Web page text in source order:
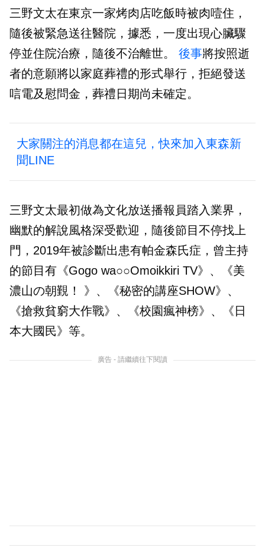
三野文太在東京一家烤肉店吃飯時被肉噎住，
隨後被緊急送往醫院，據悉，一度出現心臟驟
停並住院治療，隨後不治離世。 後事將按照逝
者的意願將以家庭葬禮的形式舉行，拒絕發送
唁電及慰問金，葬禮日期尚未確定。
大家關注的消息都在這兒，快來加入東森新
聞LINE
三野文太最初做為文化放送播報員踏入業界，
幽默的解說風格深受歡迎，隨後節目不停找上
門，2019年被診斷出患有帕金森氏症，曾主持
的節目有《Gogo wa○○Omoikkiri TV》、《美
濃山の朝覲！ 》、《秘密的講座SHOW》、
《搶救貧窮大作戰》、《校園瘋神榜》、《日
本大國民》等。
廣告 - 請繼續往下閱讀